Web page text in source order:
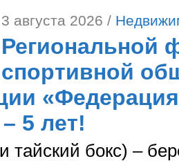
3 августа 2026 /
Региональной
спортивной
5 лет!
тайский бокс) –